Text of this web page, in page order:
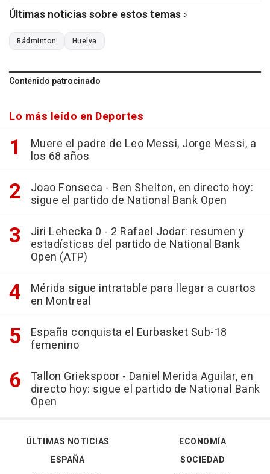
Últimas noticias sobre estos temas
Bádminton Huelva
Contenido patrocinado
Lo más leído en Deportes
Muere el padre de Leo Messi, Jorge Messi, a
los 68 años
Joao Fonseca - Ben Shelton, en directo hoy:
sigue el partido de National Bank Open
Jiri Lehecka 0 - 2 Rafael Jodar: resumen y
estadísticas del partido de National Bank
Open (ATP)
Mérida sigue intratable para llegar a cuartos
en Montreal
España conquista el Eurbasket Sub-18
femenino
Tallon Griekspoor - Daniel Merida Aguilar, en
directo hoy: sigue el partido de National Bank
Open
ÚLTIMAS NOTICIAS
ESPAÑA
ECONOMÍA
SOCIEDAD